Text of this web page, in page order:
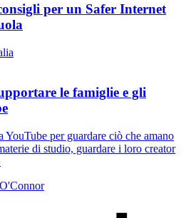
per un Safer Internet
le famiglie e gli
per guardare ciò che amano
di studio, guardare i loro creator